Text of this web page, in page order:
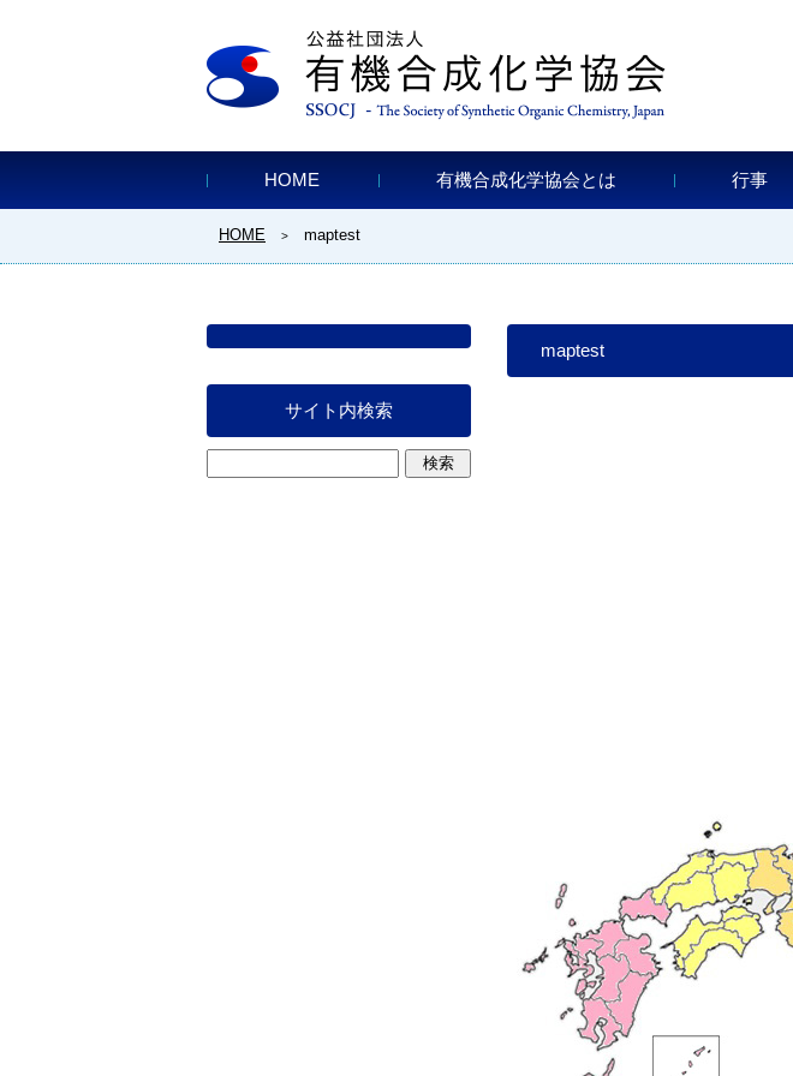
HOME 有機合成化学協会とは 行事
HOME > maptest
maptest
サイト内検索